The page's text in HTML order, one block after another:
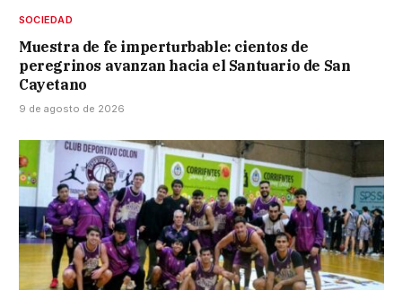
SOCIEDAD
Muestra de fe imperturbable: cientos de
peregrinos avanzan hacia el Santuario de San
Cayetano
9 de agosto de 2026